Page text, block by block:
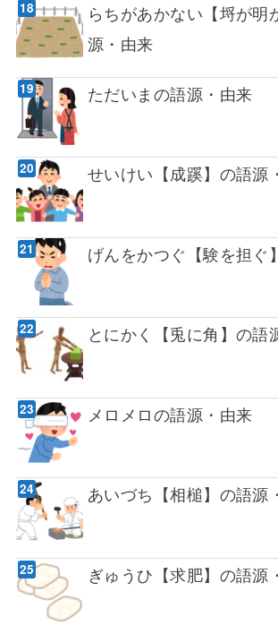
らちがあかない【埒が明
源・由来
ただいまの語源・由来
せいけい【成蹊】の語源
げんをかつぐ【験を担ぐ
とにかく【兎に角】の語
メロメロの語源・由来
あいづち【相槌】の語源
ぎゅうひ【求肥】の語源